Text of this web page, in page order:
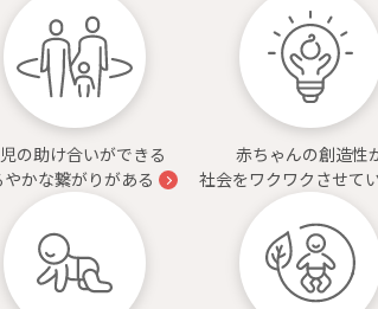
の助け合いができる
やかな繋がりがある
赤ちゃんの創造性
社会をワクワクさせて